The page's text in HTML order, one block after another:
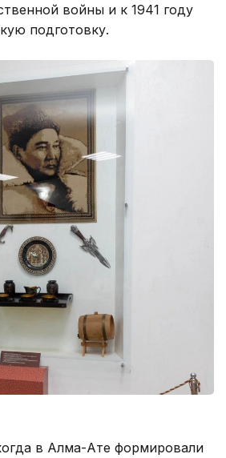
войны и к 1941 году
подготовку.
в Алма-Ате формировали